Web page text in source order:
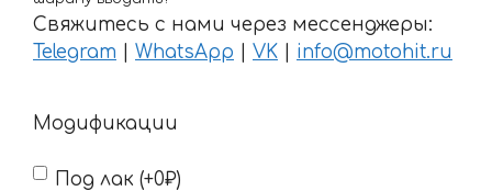
Свяжитесь с нами через мессенджеры:
Telegram
WhatsApp VK info@motohit.ru
Модификации
Под лак (+0₽)